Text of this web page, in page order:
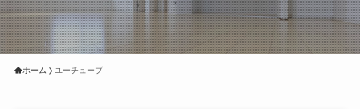
ホーム ユーチューブ